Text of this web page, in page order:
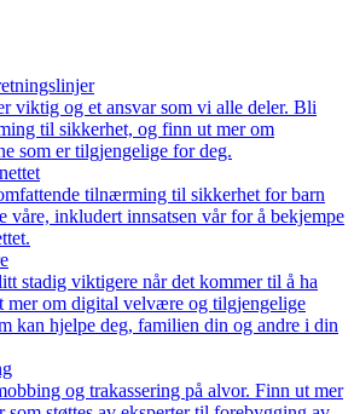
viktig og et ansvar som vi alle deler. Bli
til sikkerhet, og finn ut mer om
som er tilgjengelige for deg.
tilnærming til sikkerhet for barn
våre, inkludert innsatsen vår for å bekjempe
stadig viktigere når det kommer til å ha
mer om digital velvære og tilgjengelige
kan hjelpe deg, familien din og andre i din
og trakassering på alvor. Finn ut mer